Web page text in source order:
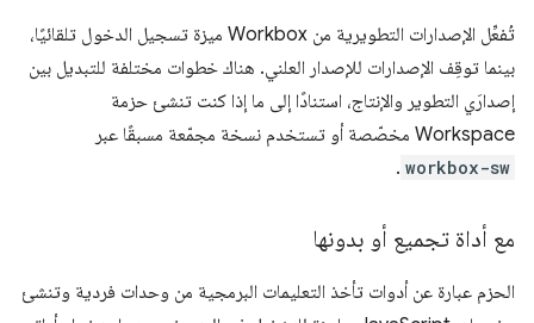
تُفعِّل الإصدارات التطويرية من Workbox ميزة تسجيل الدخول تلقائيًا،
بينما توقِف الإصدارات للإصدار العلني. هناك خطوات مختلفة للتبديل بين
إصدارَي التطوير والإنتاج، استنادًا إلى ما إذا كنت تنشئ حزمة
Workspace مخصّصة أو تستخدم نسخة مجمّعة مسبقًا عبر
workbox-sw
.
مع أداة تجميع أو بدونها
الحزم عبارة عن أدوات تأخذ التعليمات البرمجية من وحدات فردية وتنشئ